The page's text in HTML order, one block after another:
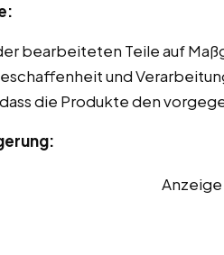
bearbeiteten Teile auf
und
die Produkte den
Anzeige